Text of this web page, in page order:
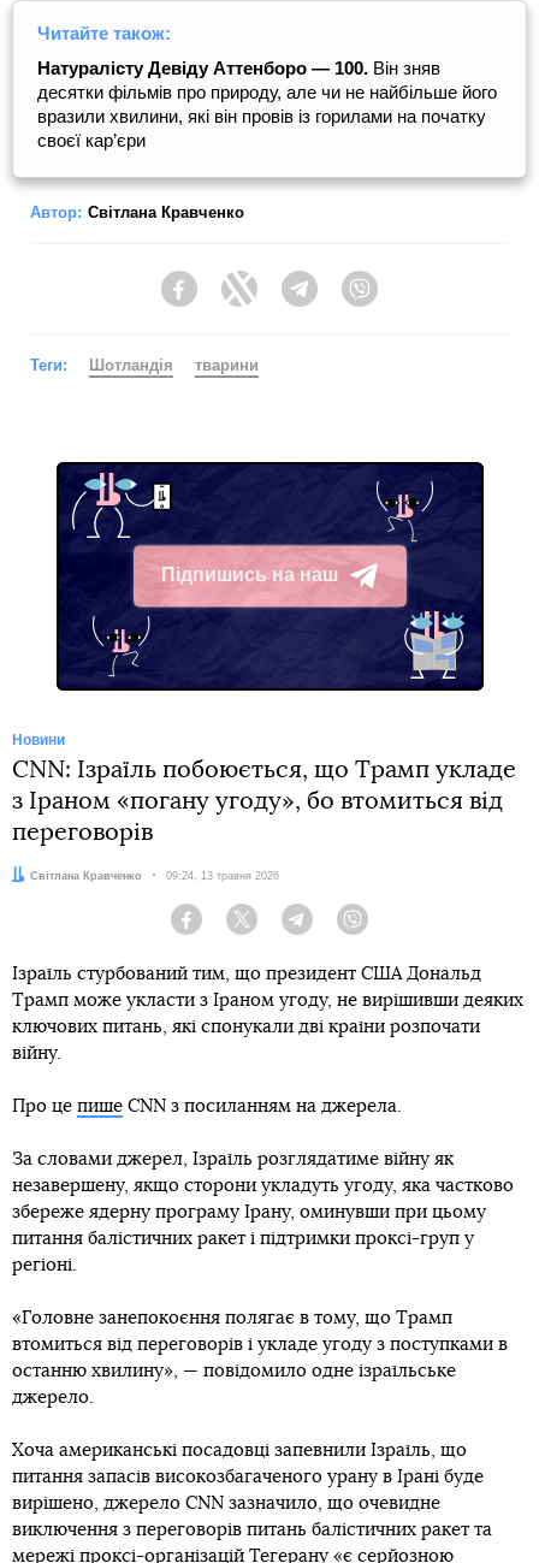
Читайте також:
Натуралісту Девіду Аттенборо — 100. Він зняв
десятки фільмів про природу, але чи не найбільше його
вразили хвилини, які він провів із горилами на початку
своєї кар’єри
Автор: Світлана Кравченко
FacebookTwitter Telegram
Теги: Шотландія тварини
Підпишись на наш
Telegram
Новини
CNN: Ізраїль побоюється, що Трамп укладе
з Іраном «погану угоду», бо втомиться від
переговорів
Автор:
Світлана Кравченко Дата:
09:24, 13 травня 2026
Facebook Twitter Telegram
Ізраїль стурбований тим, що президент США Дональд
Трамп може укласти з Іраном угоду, не вирішивши деяких
ключових питань, які спонукали дві країни розпочати
війну.
Про це пише CNN з посиланням на джерела.
За словами джерел, Ізраїль розглядатиме війну як
незавершену, якщо сторони укладуть угоду, яка частково
збереже ядерну програму Ірану, оминувши при цьому
питання балістичних ракет і підтримки проксі-груп у
регіоні.
«Головне занепокоєння полягає в тому, що Трамп
втомиться від переговорів і укладе угоду з поступками в
останню хвилину», — повідомило одне ізраїльське
джерело.
Хоча американські посадовці запевнили Ізраїль, що
питання запасів високозбагаченого урану в Ірані буде
вирішено, джерело CNN зазначило, що очевидне
виключення з переговорів питань балістичних ракет та
мережі проксі-організацій Тегерану «є серйозною